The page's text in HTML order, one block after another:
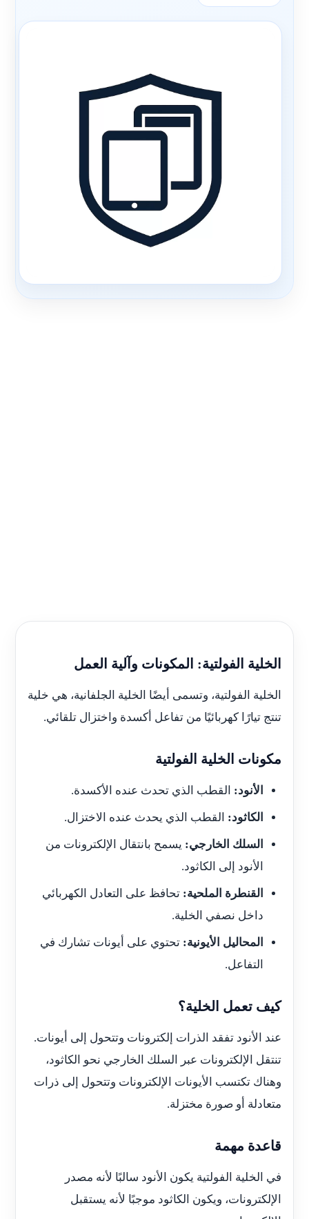
الخلية الفولتية: المكونات وآلية العمل
الخلية الفولتية، وتسمى أيضًا الخلية الجلفانية، هي خلية
تنتج تيارًا كهربائيًا من تفاعل أكسدة واختزال تلقائي.
مكونات الخلية الفولتية
الأنود:القطب الذي تحدث عنده الأكسدة.
الكاثود:القطب الذي يحدث عنده الاختزال.
السلك الخارجي:يسمح بانتقال الإلكترونات من
الأنود إلى الكاثود.
القنطرة الملحية:تحافظ على التعادل الكهربائي
داخل نصفي الخلية.
المحاليل الأيونية:تحتوي على أيونات تشارك في
التفاعل.
كيف تعمل الخلية؟
عند الأنود تفقد الذرات إلكترونات وتتحول إلى أيونات.
تنتقل الإلكترونات عبر السلك الخارجي نحو الكاثود،
وهناك تكتسب الأيونات الإلكترونات وتتحول إلى ذرات
متعادلة أو صورة مختزلة.
قاعدة مهمة
في الخلية الفولتية يكون الأنود سالبًا لأنه مصدر
الإلكترونات، ويكون الكاثود موجبًا لأنه يستقبل